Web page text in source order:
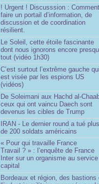
! Urgent ! Discusssion : Comment
faire un portail d’information, de
discussion et de coordination
résilient.
Le Soleil, cette étoile fascinante
dont nous ignorons encore
tout (vidéo 1h30)
C’est surtout l’extrême gauche qui
est visée par les espions US
(vidéos)
De Soleimani aux Hachd
ceux qui ont vaincu Daech sont
devenus les cibles de Trump
IRAN - Le dernier round a tué plus
de 200 soldats américains
« Pour qui travaille France
Travail ? » : l’enquête de France
Inter sur un organisme au
capital
Bordeaux et région, des bastions